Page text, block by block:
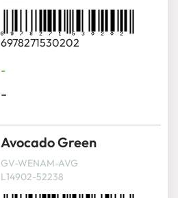
6978271530202
-
-
Avocado Green
GV-WENAM-AVG
L14902-52238